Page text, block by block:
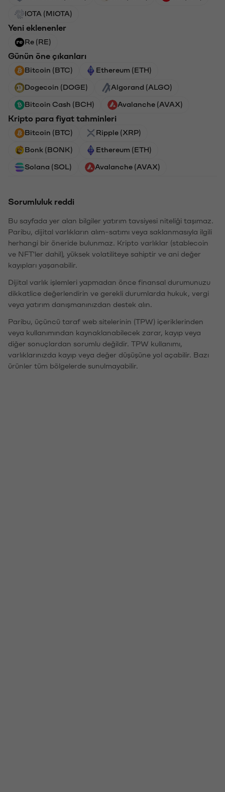
IOTA (MIOTA)
Yeni eklenenler
Re (RE)
Günün öne çıkanları
Bitcoin (BTC) Ethereum (ETH)
Dogecoin (DOGE) Algorand (ALGO)
Bitcoin Cash (BCH) Avalanche (AVAX)
Kripto para fiyat tahminleri
Bitcoin (BTC) Ripple (XRP)
Bonk (BONK) Ethereum (ETH)
Solana (SOL) Avalanche (AVAX)
Sorumluluk reddi
Bu sayfada yer alan bilgiler yatırım tavsiyesi niteliği taşımaz.
Paribu, dijital varlıkların alım-satımı veya saklanmasıyla ilgili
herhangi bir öneride bulunmaz. Kripto varlıklar (stablecoin
ve NFT'ler dahil), yüksek volatiliteye sahiptir ve ani değer
kayıpları yaşanabilir.
Dijital varlık işlemleri yapmadan önce finansal durumunuzu
dikkatlice değerlendirin ve gerekli durumlarda hukuk, vergi
veya yatırım danışmanınızdan destek alın.
Paribu, üçüncü taraf web sitelerinin (TPW) içeriklerinden
veya kullanımından kaynaklanabilecek zarar, kayıp veya
diğer sonuçlardan sorumlu değildir. TPW kullanımı,
varlıklarınızda kayıp veya değer düşüşüne yol açabilir. Bazı
ürünler tüm bölgelerde sunulmayabilir.